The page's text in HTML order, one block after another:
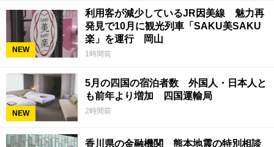
NEW
利用客が減少しているJR因美線 魅力再
発見で10月に観光列車「SAKU美SAKU
楽」を運行 岡山
1時間前
NEW
5月の四国の宿泊者数 外国人・日本人と
も前年より増加 四国運輸局
2時間前
香川県の金融機関 熊本地震の特別相談